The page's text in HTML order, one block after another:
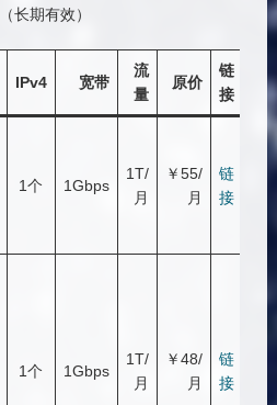
（长期有效）
IPv4 宽带
流
量
原价
链
接
1个 1Gbps
1T/
月
￥55/
月
链
接
1个 1Gbps
1T/
月
￥48/
月
链
接